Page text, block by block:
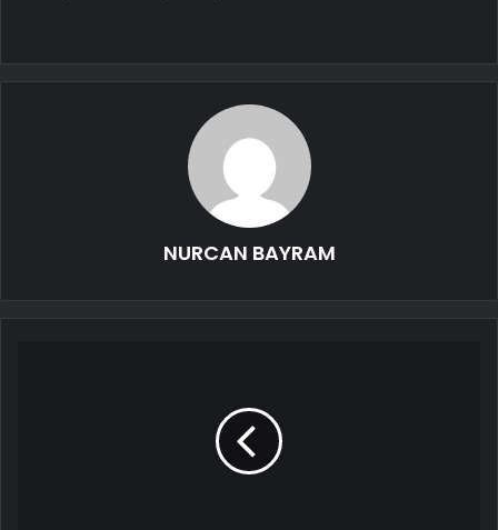
NURCAN BAYRAM